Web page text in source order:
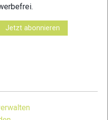
Jetzt abonnieren